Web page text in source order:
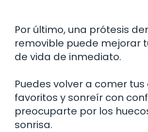
Por último, una prótesis
removible puede mejorar
de vida de inmediato.
Puedes volver a comer
favoritos y sonreír con
preocuparte por los
sonrisa.